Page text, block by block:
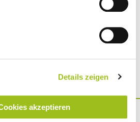
Details zeigen
akzeptieren